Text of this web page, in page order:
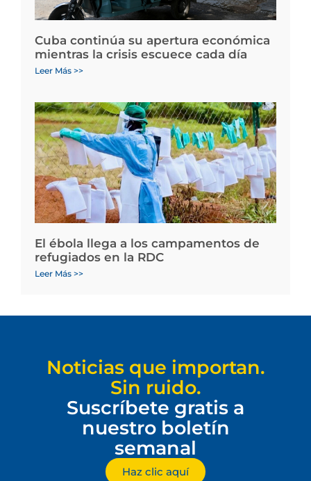
Cuba continúa su apertura económica
mientras la crisis escuece cada día
Leer Más >>
El ébola llega a los campamentos de
refugiados en la RDC
Leer Más >>
Noticias que importan.
Sin ruido.
Suscríbete gratis a
nuestro boletín
semanal
Haz clic aquí